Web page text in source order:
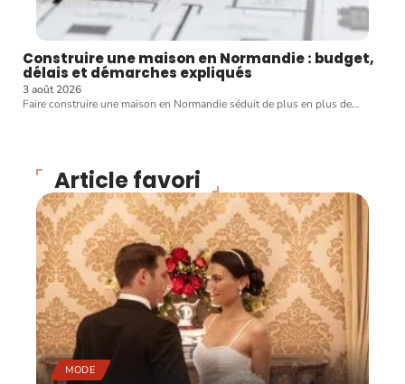
Construire une maison en Normandie : budget,
délais et démarches expliqués
3 août 2026
Faire construire une maison en Normandie séduit de plus en plus de…
Article favori
MODE